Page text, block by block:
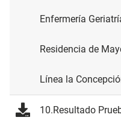
Enfermería
Residencia de
Línea la
10.Resultado